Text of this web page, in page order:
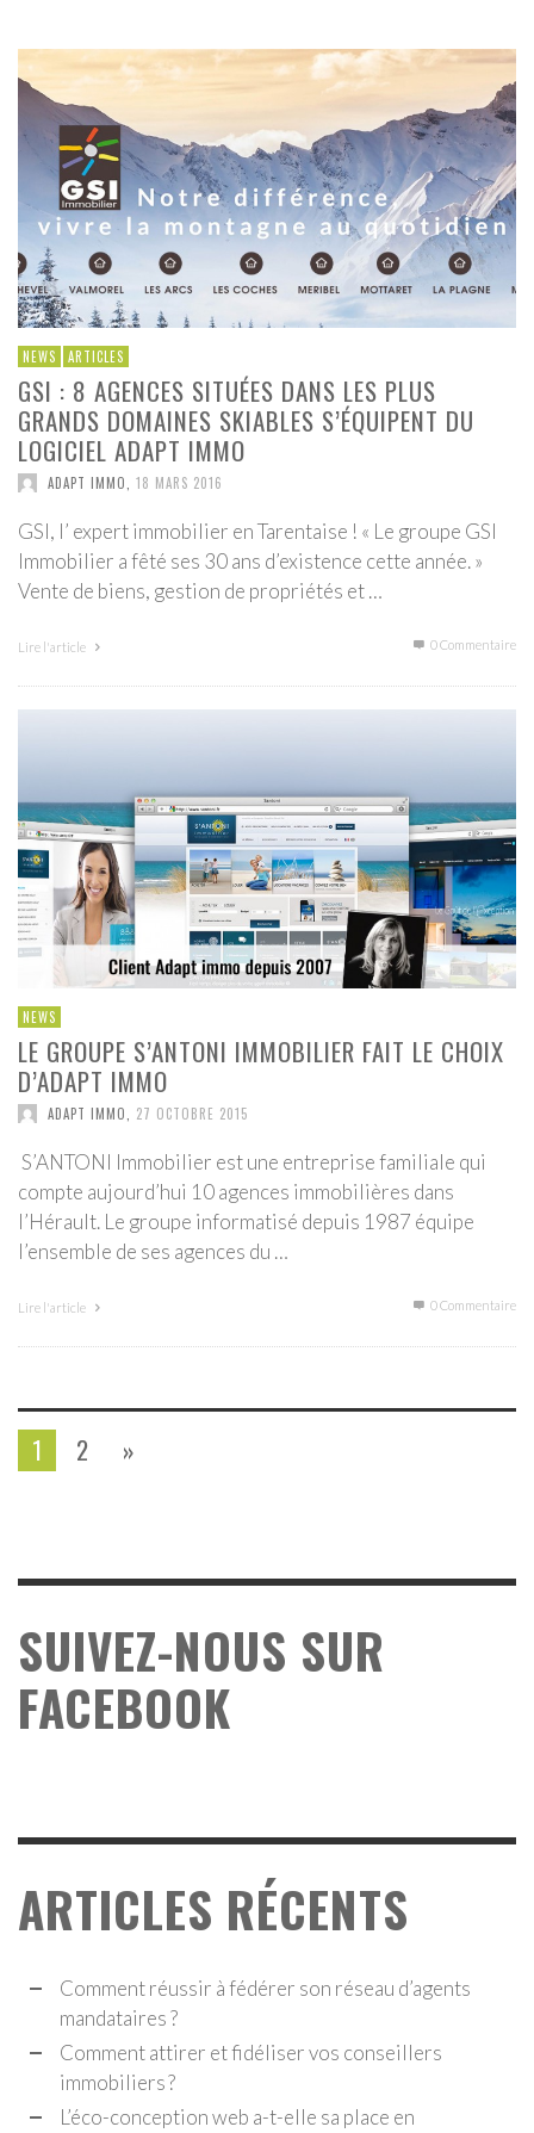
NEWS ARTICLES
GSI : 8 AGENCES SITUÉES DANS LES PLUS
GRANDS DOMAINES SKIABLES S’ÉQUIPENT DU
LOGICIEL ADAPT IMMO
ADAPT IMMO 18 MARS 2016
GSI, l’ expert immobilier en Tarentaise ! « Le groupe GSI
Immobilier a fêté ses 30 ans d’existence cette année. »
Vente de biens, gestion de propriétés et …
Lire l'article 0 Commentaire
NEWS
LE GROUPE S’ANTONI IMMOBILIER FAIT LE CHOIX
D’ADAPT IMMO
ADAPT IMMO 27 OCTOBRE 2015
S’ANTONI Immobilier est une entreprise familiale qui
compte aujourd’hui 10 agences immobilières dans
l’Hérault. Le groupe informatisé depuis 1987 équipe
l’ensemble de ses agences du …
Lire l'article 0 Commentaire
1 2 »
SUIVEZ-NOUS SUR
FACEBOOK
ARTICLES RÉCENTS
Comment réussir à fédérer son réseau d’agents
mandataires ?
Comment attirer et fidéliser vos conseillers
immobiliers ?
L’éco-conception web a-t-elle sa place en